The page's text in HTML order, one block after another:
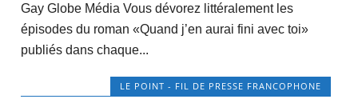
Gay Globe Média Vous dévorez littéralement les
épisodes du roman «Quand j’en aurai fini avec toi»
publiés dans chaque...
LE POINT - FIL DE PRESSE FRANCOPHONE